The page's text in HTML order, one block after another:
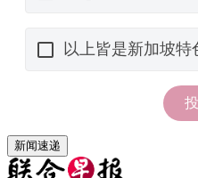
新闻速递